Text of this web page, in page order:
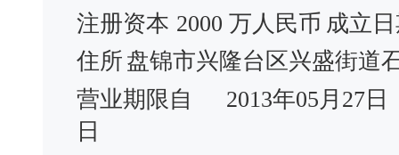
注册资本 2000 万人民币 成立
住所 盘锦市兴隆台区兴盛街道
营业期限自
2013年05月27日
日